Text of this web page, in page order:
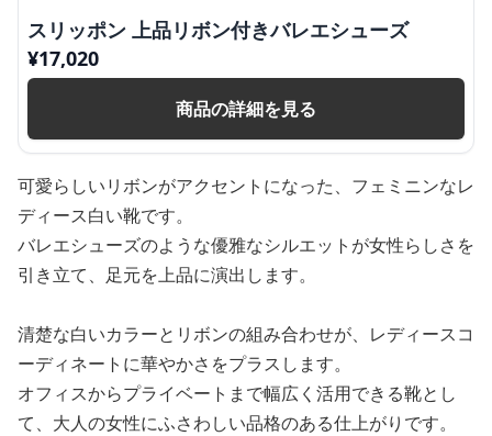
スリッポン 上品リボン付きバレエシューズ
¥17,020
商品の詳細を見る
可愛らしいリボンがアクセントになった、フェミニンなレ
ディース白い靴です。
バレエシューズのような優雅なシルエットが女性らしさを
引き立て、足元を上品に演出します。
清楚な白いカラーとリボンの組み合わせが、レディースコ
ーディネートに華やかさをプラスします。
オフィスからプライベートまで幅広く活用できる靴とし
て、大人の女性にふさわしい品格のある仕上がりです。